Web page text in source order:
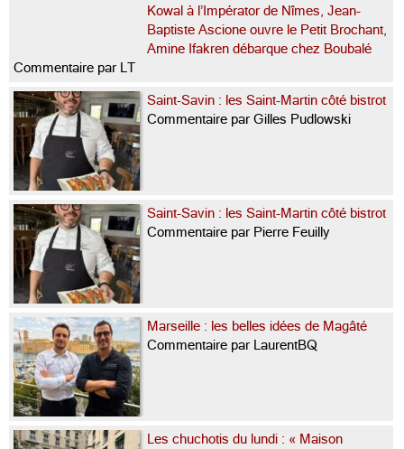
Kowal à l’Impérator de Nîmes, Jean-
Baptiste Ascione ouvre le Petit Brochant,
Amine Ifakren débarque chez Boubalé
Commentaire par LT
Saint-Savin : les Saint-Martin côté bistrot
Commentaire par Gilles Pudlowski
Saint-Savin : les Saint-Martin côté bistrot
Commentaire par Pierre Feuilly
Marseille : les belles idées de Magâté
Commentaire par LaurentBQ
Les chuchotis du lundi : « Maison